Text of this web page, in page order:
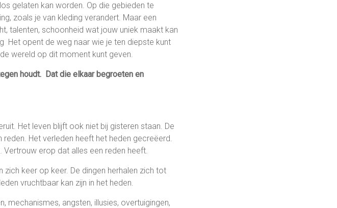
gelaten kan worden. Op die gebieden te
zoals je van kleding verandert. Maar een
talenten, schoonheid wat jouw uniek maakt kan
Het opent de weg naar wie je ten diepste kunt
wereld op dit moment kunt geven.
houdt. Dat die elkaar begroeten en
Het leven blijft ook niet bij gisteren staan. De
Het verleden heeft het heden gecreëerd.
erop dat alles een reden heeft.
keer op keer. De dingen herhalen zich tot
vruchtbaar kan zijn in het heden.
mechanismes, angsten, illusies, overtuigingen,